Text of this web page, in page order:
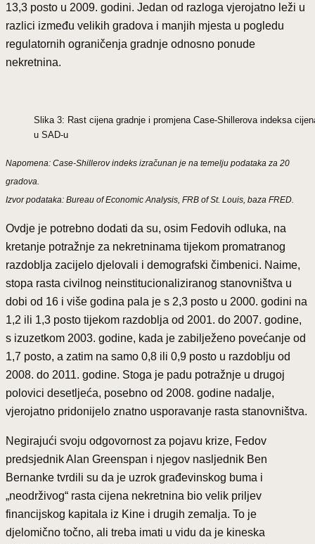
13,3 posto u 2009. godini. Jedan od razloga vjerojatno leži u
razlici između velikih gradova i manjih mjesta u pogledu
regulatornih ograničenja gradnje odnosno ponude
nekretnina.
Slika 3: Rast cijena gradnje i promjena Case-Shillerova indeksa
u SAD-u
Napomena: Case-Shillerov indeks izračunan je na temelju podataka za 20
gradova.
Izvor podataka: Bureau of Economic Analysis, FRB of St. Louis, baza FRED.
Ovdje je potrebno dodati da su, osim Fedovih odluka, na
kretanje potražnje za nekretninama tijekom promatranog
razdoblja zacijelo djelovali i demografski čimbenici. Naime,
stopa rasta civilnog neinstitucionaliziranog stanovništva u
dobi od 16 i više godina pala je s 2,3 posto u 2000. godini na
1,2 ili 1,3 posto tijekom razdoblja od 2001. do 2007. godine,
s izuzetkom 2003. godine, kada je zabilježeno povećanje od
1,7 posto, a zatim na samo 0,8 ili 0,9 posto u razdoblju od
2008. do 2011. godine. Stoga je padu potražnje u drugoj
polovici desetljeća, posebno od 2008. godine nadalje,
vjerojatno pridonijelo znatno usporavanje rasta stanovništva.
Negirajući svoju odgovornost za pojavu krize, Fedov
predsjednik Alan Greenspan i njegov nasljednik Ben
Bernanke tvrdili su da je uzrok građevinskog buma i
„neodrživog“ rasta cijena nekretnina bio velik priljev
financijskog kapitala iz Kine i drugih zemalja. To je
djelomično točno, ali treba imati u vidu da je kineska